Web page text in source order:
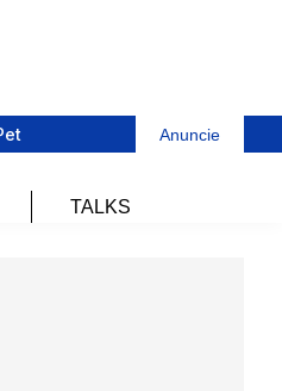
Anuncie
TALKS